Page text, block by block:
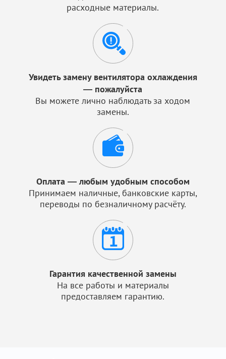
расходные материалы.
Увидеть замену вентилятора охлаждения
— пожалуйста
Вы можете лично наблюдать за ходом
замены.
Оплата — любым удобным способом
Принимаем наличные, банковские карты,
переводы по безналичному расчёту.
Гарантия качественной замены
На все работы и материалы
предоставляем гарантию.